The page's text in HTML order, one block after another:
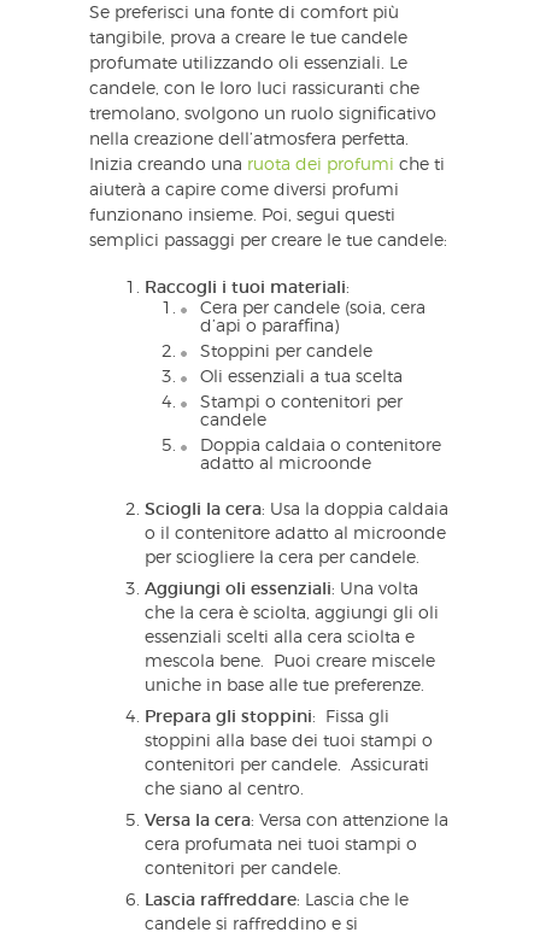
Se preferisci una fonte di comfort più
tangibile, prova a creare le tue candele
profumate utilizzando oli essenziali. Le
candele, con le loro luci rassicuranti che
tremolano, svolgono un ruolo significativo
nella creazione dell’atmosfera perfetta.
Inizia creando una ruota dei profumi che ti
aiuterà a capire come diversi profumi
funzionano insieme. Poi, segui questi
semplici passaggi per creare le tue candele:
Raccogli i tuoi materiali:
Cera per candele (soia, cera
d’api o paraffina)
Stoppini per candele
Oli essenziali a tua scelta
Stampi o contenitori per
candele
Doppia caldaia o contenitore
adatto al microonde
Sciogli la cera: Usa la doppia caldaia
o il contenitore adatto al microonde
per sciogliere la cera per candele.
Aggiungi oli essenziali: Una volta
che la cera è sciolta, aggiungi gli oli
essenziali scelti alla cera sciolta e
mescola bene. Puoi creare miscele
uniche in base alle tue preferenze.
Prepara gli stoppini: Fissa gli
stoppini alla base dei tuoi stampi o
contenitori per candele. Assicurati
che siano al centro.
Versa la cera: Versa con attenzione la
cera profumata nei tuoi stampi o
contenitori per candele.
Lascia raffreddare: Lascia che le
candele si raffreddino e si